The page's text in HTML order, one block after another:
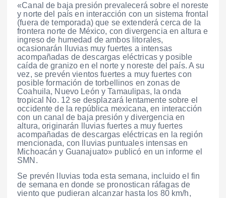
«Canal de baja presión prevalecerá sobre el noreste
y norte del país en interacción con un sistema frontal
(fuera de temporada) que se extenderá cerca de la
frontera norte de México, con divergencia en altura e
ingreso de humedad de ambos litorales,
ocasionarán lluvias muy fuertes a intensas
acompañadas de descargas eléctricas y posible
caída de granizo en el norte y noreste del país. A su
vez, se prevén vientos fuertes a muy fuertes con
posible formación de torbellinos en zonas de
Coahuila, Nuevo León y Tamaulipas, la onda
tropical No. 12 se desplazará lentamente sobre el
occidente de la república mexicana, en interacción
con un canal de baja presión y divergencia en
altura, originarán lluvias fuertes a muy fuertes
acompañadas de descargas eléctricas en la región
mencionada, con lluvias puntuales intensas en
Michoacán y Guanajuato» publicó en un informe el
SMN.
Se prevén lluvias toda esta semana, incluido el fin
de semana en donde se pronostican ráfagas de
viento que pudieran alcanzar hasta los 80 km/h,